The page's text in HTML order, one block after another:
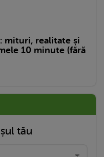
mituri, realitate și
10 minute (fără
tău